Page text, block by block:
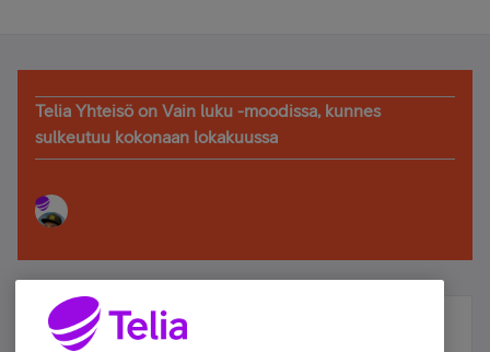
Telia Yhteisö on Vain luku -moodissa, kunnes
sulkeutuu kokonaan lokakuussa
Älä jää paitsi – osallistu ja voita!